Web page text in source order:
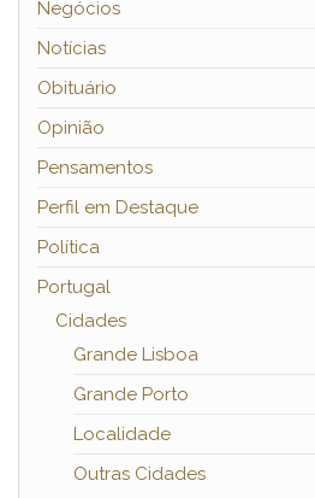
Negócios
Notícias
Obituário
Opinião
Pensamentos
Perfil em Destaque
Política
Portugal
Cidades
Grande Lisboa
Grande Porto
Localidade
Outras Cidades